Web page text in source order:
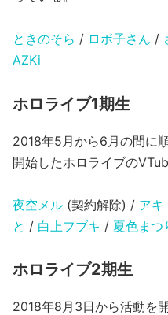
ときのそら / ロボ子さん /
AZKi
ホロライブ1期生
2018年5月から6月の間に
開始したホロライブの
夜空メル (契約解除) / アキ
と / 白上フブキ / 夏色まつ
ホロライブ2期生
2018年8月3日から活動を